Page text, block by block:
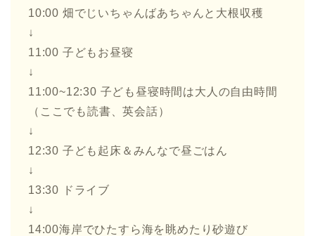
10:00 畑でじいちゃんばあちゃんと大根収穫
↓
11:00 子どもお昼寝
↓
11:00~12:30 子ども昼寝時間は大人の自由時間
（ここでも読書、英会話）
↓
12:30 子ども起床＆みんなで昼ごはん
↓
13:30 ドライブ
↓
14:00海岸でひたすら海を眺めたり砂遊び